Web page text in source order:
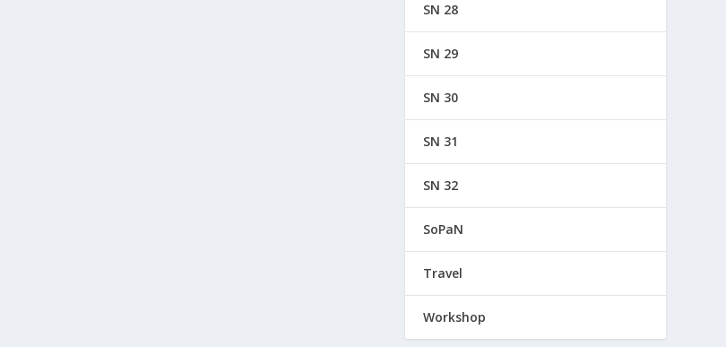
SN 28
SN 29
SN 30
SN 31
SN 32
SoPaN
Travel
Workshop